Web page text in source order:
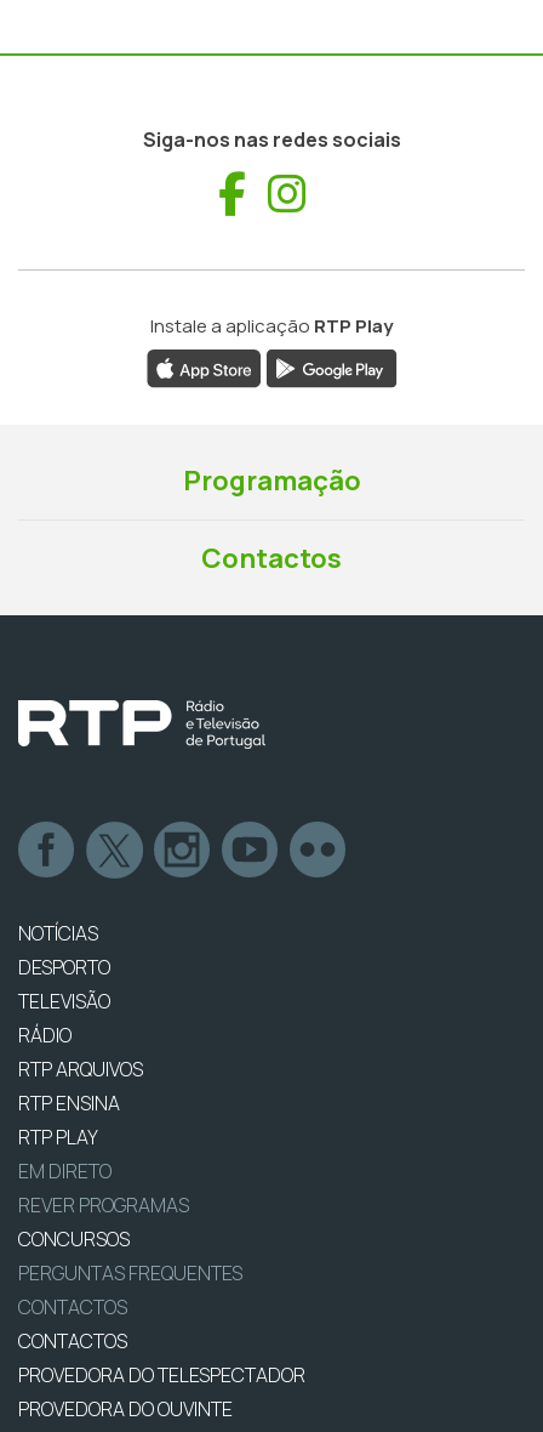
Siga-nos nas redes sociais
Facebook
Instale a aplicação RTP Play
Programação
Contactos
NOTÍCIAS
DESPORTO
TELEVISÃO
RÁDIO
RTP ARQUIVOS
RTP ENSINA
RTP PLAY
EM DIRETO
REVER PROGRAMAS
CONCURSOS
PERGUNTAS FREQUENTES
CONTACTOS
CONTACTOS
PROVEDORA DO TELESPECTADOR
PROVEDORA DO OUVINTE